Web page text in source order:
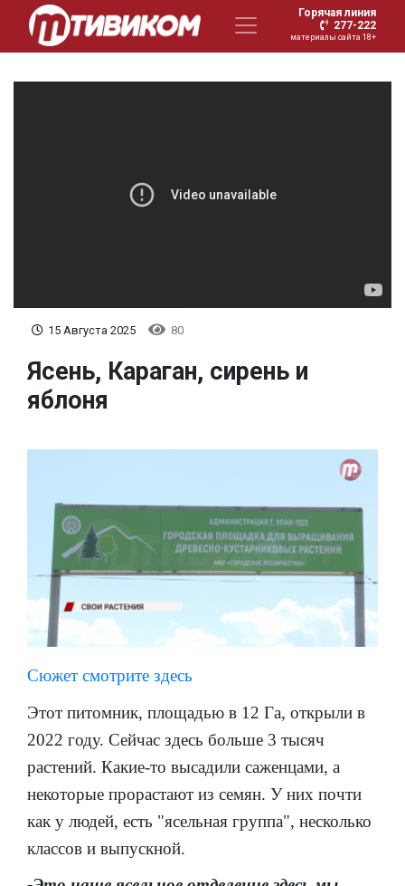
Горячая линия
277-222
материалы сайта 18+
15 Августа 2025 80
Ясень, Караган, сирень и
яблоня
Сюжет смотрите здесь
Этот питомник, площадью в 12 Га, открыли в
2022 году. Сейчас здесь больше 3 тысяч
растений. Какие-то высадили саженцами, а
некоторые прорастают из семян. У них почти
как у людей, есть "ясельная группа", несколько
классов и выпускной.